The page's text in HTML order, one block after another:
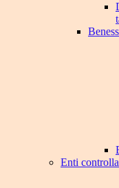
Enti